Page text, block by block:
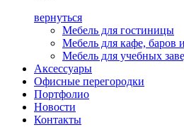
вернуться
Мебель для гостиницы
Мебель для кафе, баров
Мебель для учебных
Аксессуары
Офисные перегородки
Портфолио
Новости
Контакты